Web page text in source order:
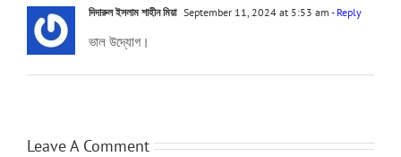
দিদারুল ইসলাম শাহীন মিয়া September 11, 2024 at 5:53 am - Reply
ভাল উদ্যোগ।
Leave A Comment